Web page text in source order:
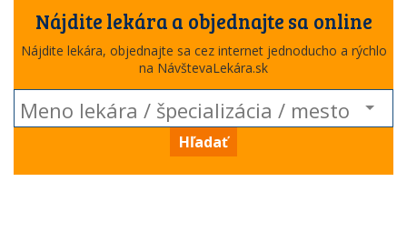
Nájdite lekára a objednajte sa online
Nájdite lekára, objednajte sa cez internet jednoducho a rýchlo
na NávštevaLekára.sk
Hľadať